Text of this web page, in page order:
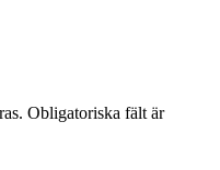
Obligatoriska fält är